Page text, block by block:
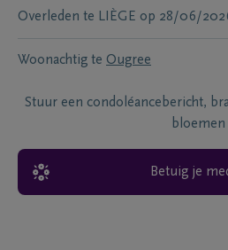
Overleden te LIÈGE op 28/06/
Woonachtig te Ougree
Stuur een condoléancebericht,
bloemen
Betuig je